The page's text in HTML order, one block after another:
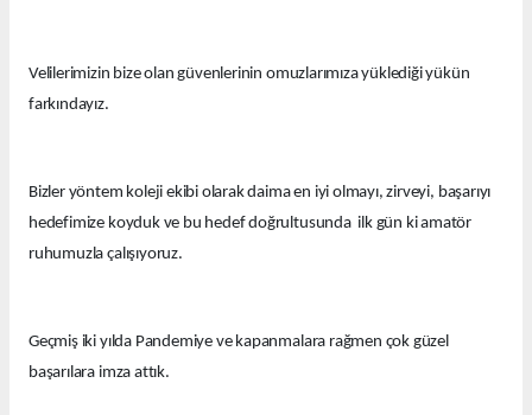
Velilerimizin bize olan güvenlerinin omuzlarımıza yüklediği yükün
farkındayız.
Bizler yöntem koleji ekibi olarak daima en iyi olmayı, zirveyi, başarıyı
hedefimize koyduk ve bu hedef doğrultusunda ilk gün ki amatör
ruhumuzla çalışıyoruz.
Geçmiş iki yılda Pandemiye ve kapanmalara rağmen çok güzel
başarılara imza attık.